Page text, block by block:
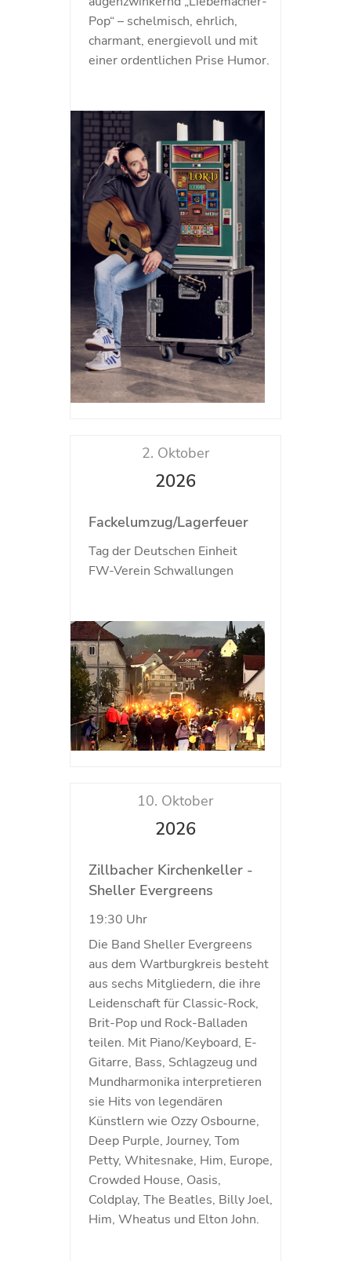
Pop“ – schelmisch, ehrlich,
charmant, energievoll und mit
einer ordentlichen Prise Humor.
2. Oktober
2026
Fackelumzug/Lagerfeuer
Tag der Deutschen Einheit
FW-Verein Schwallungen
10. Oktober
2026
Zillbacher Kirchenkeller -
Sheller Evergreens
19:30 Uhr
Die Band Sheller Evergreens
aus dem Wartburgkreis besteht
aus sechs Mitgliedern, die ihre
Leidenschaft für Classic-Rock,
Brit-Pop und Rock-Balladen
teilen. Mit Piano/Keyboard, E-
Gitarre, Bass, Schlagzeug und
Mundharmonika interpretieren
sie Hits von legendären
Künstlern wie Ozzy Osbourne,
Deep Purple, Journey, Tom
Petty, Whitesnake, Him, Europe,
Crowded House, Oasis,
Coldplay, The Beatles, Billy Joel,
Him, Wheatus und Elton John.